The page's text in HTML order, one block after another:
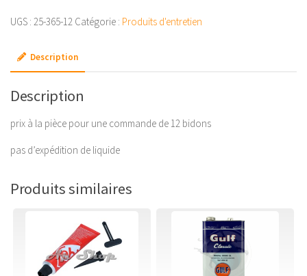
MOTEUR
5L
CASTROL
PAR
UGS : 25-365-12 Catégorie : Produits d'entretien
Description
Description
prix à la pièce pour une commande de 12 bidons
pas d’expédition de liquide
Produits similaires